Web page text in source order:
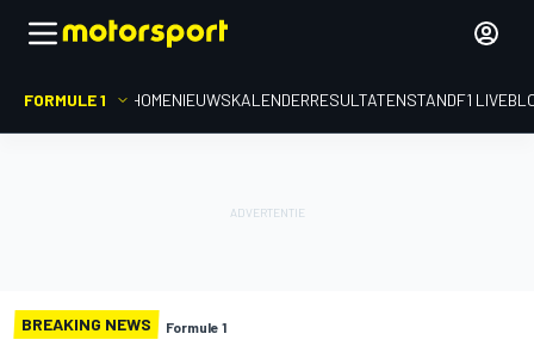
FORMULE 1 HOMENIEUWSKALENDERRESULTATENSTANDF1
BREAKING NEWS Formule 1